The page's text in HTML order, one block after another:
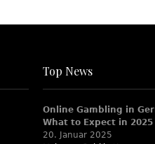
Top News
Online Gambling in
What to Expect in 2025
20. Januar 2025